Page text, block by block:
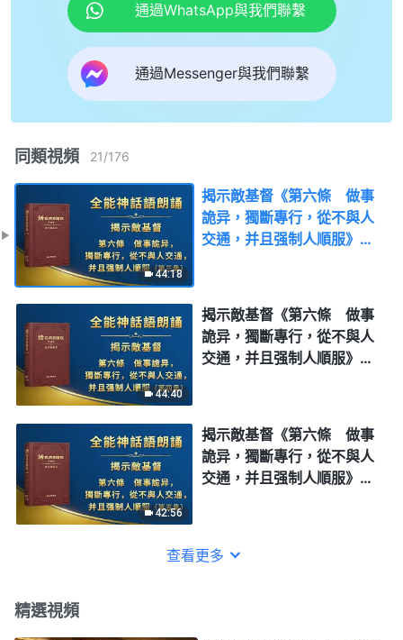
通過WhatsApp與我們聯繫
通過Messenger與我們聯繫
同類視頻 21/176
44:18
揭示敵基督《第六條 做事
詭异，獨斷專行，從不與人
交通，并且强制人順服》第
44:40
揭示敵基督《第六條 做事
詭异，獨斷專行，從不與人
交通，并且强制人順服》第
42:56
揭示敵基督《第六條 做事
詭异，獨斷專行，從不與人
交通，并且强制人順服》第
查看更多
精選視頻